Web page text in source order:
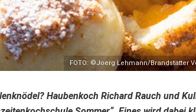
FOTO: ©Joerg Lehmann/Brandstätter
Haubenkoch Richard Rauch und